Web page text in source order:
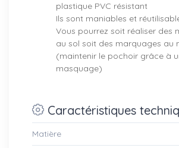
plastique PVC résistant
Ils sont maniables et
Vous pourrez soit réaliser des
au sol soit des marquages au
(maintenir le pochoir grâce à
masquage)
Caractéristiques
Matière